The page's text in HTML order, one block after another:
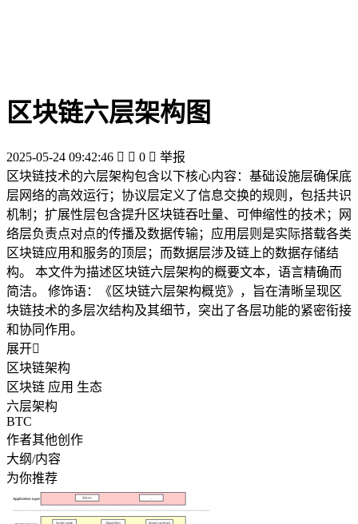
区块链六层架构图
2025-05-24 09:42:46   0  举报
区块链技术的六层架构包含以下核心内容：基础设施层确保底
层网络的高效运行；协议层定义了信息交换的规则，包括共识
机制；扩展性层包含提升区块链吞吐量、可伸缩性的技术；网
络层负责点对点的传播及数据传输；应用层则是实际搭载各类
区块链应用和服务的顶层；而数据层涉及链上的数据存储结
构。 本文件为描述区块链六层架构的概要文本，语言精确而
简洁。 修饰语：《区块链六层架构概览》，旨在清晰呈现区
块链技术的多层次结构及其细节，突出了各层功能的紧密衔接
和协同作用。
展开
区块链架构
区块链 应用 生态
六层架构
BTC
作者其他创作
大纲/内容
为你推荐